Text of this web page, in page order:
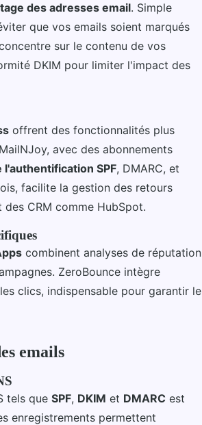
des adresses email. Simple
que vos emails soient marqués
sur le contenu de vos
DKIM pour limiter l'impact des
offrent des fonctionnalités plus
avec des abonnements
SPF, DMARC, et
facilite la gestion des retours
CRM comme HubSpot.
combinent analyses de réputation
ZeroBounce intègre
clics, indispensable pour garantir le
emails
tels que SPF, DKIM et DMARC est
enregistrements permettent